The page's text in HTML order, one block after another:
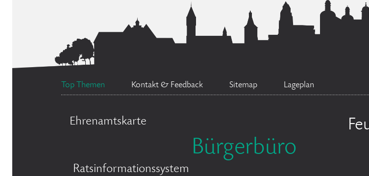
Top Themen Kontakt & Feedback Sitemap Lageplan
Ehrenamtskarte
Bürgerbüro
Ratsinformationssystem